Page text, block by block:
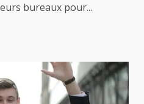
bureaux pour...